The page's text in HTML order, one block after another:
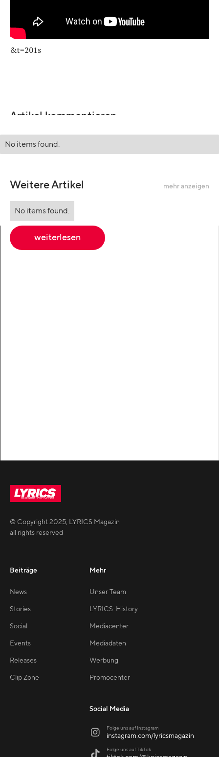
&t=201s
Artikel kommentieren
No items found.
Weitere Artikel mehr anzeigen
No items found.
weiterlesen
© Copyright2025, LYRICS Magazin
all rights reserved
Beiträge
News
Stories
Social
Events
Releases
Clip Zone
Mehr
Unser Team
LYRICS-History
Mediacenter
Mediadaten
Werbung
Promocenter
Social Media
 Folge uns auf Instagram
instagram.com/lyricsmagazin
 Folge uns auf TikTok